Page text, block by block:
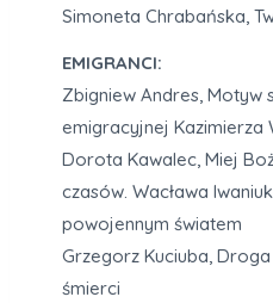
Simoneta Chrabańska,
EMIGRANCI:
Zbigniew Andres, Motyw
emigracyjnej Kazimierza
Dorota Kawalec, Miej
czasów. Wacława
powojennym światem
Grzegorz Kuciuba,
śmierci